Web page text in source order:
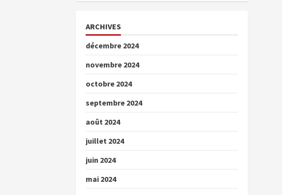
ARCHIVES
décembre 2024
novembre 2024
octobre 2024
septembre 2024
août 2024
juillet 2024
juin 2024
mai 2024